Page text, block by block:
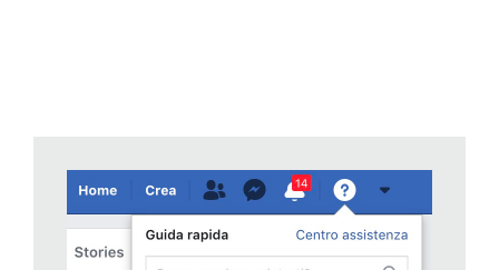
nei suoi congiunti e amici. Dopo una breve discussione i
famigliari decidono di rimuovere il profilo del signor Luigi da
Facebook.
Per farlo occorre accedere a Facebook e individuare il link del